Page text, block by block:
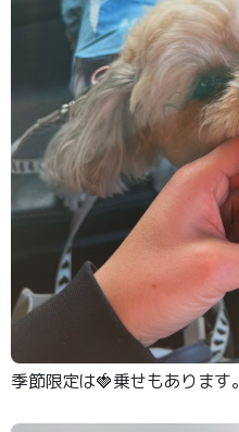
季節限定は🍓乗せもあります。